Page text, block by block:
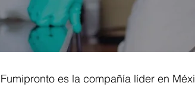
Fumipronto es la compañía líder en